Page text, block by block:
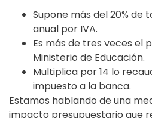
Supone más del 20% de
anual por IVA.
Es más de tres veces el
Ministerio de Educación.
Multiplica por 14 lo
impuesto a la banca.
Estamos hablando de una
impacto presupuestario que